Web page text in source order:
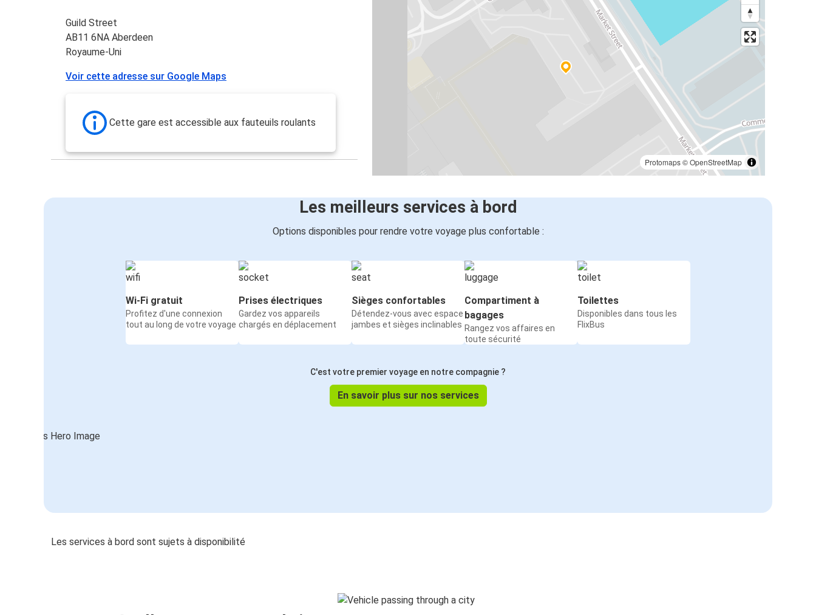
Protomaps©OpenStreetMap
Guild Street
AB11 6NA Aberdeen
Royaume-Uni
Voir cette adresse sur Google Maps
Cette gare est accessible aux fauteuils roulants
Les meilleurs services à bord
Options disponibles pour rendre votre voyage plus confortable :
Wi-Fi gratuit
Profitez d'une connexion
tout au long de votre voyage
Prises électriques
Gardez vos appareils
chargés en déplacement
Sièges confortables
Détendez-vous avec espace
jambes et sièges inclinables
Compartiment à
bagages
Rangez vos affaires en
toute sécurité
Toilettes
Disponibles dans tous les
FlixBus
C'est votre premier voyage en notre compagnie ?
En savoir plus sur nos services
Les services à bord sont sujets à disponibilité